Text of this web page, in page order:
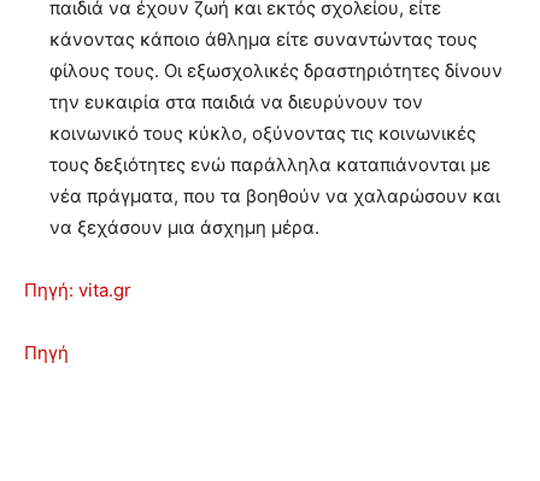
παιδιά να έχουν ζωή και εκτός σχολείου, είτε
κάνοντας κάποιο άθλημα είτε συναντώντας τους
φίλους τους. Οι εξωσχολικές δραστηριότητες δίνουν
την ευκαιρία στα παιδιά να διευρύνουν τον
κοινωνικό τους κύκλο, οξύνοντας τις κοινωνικές
τους δεξιότητες ενώ παράλληλα καταπιάνονται με
νέα πράγματα, που τα βοηθούν να χαλαρώσουν και
να ξεχάσουν μια άσχημη μέρα.
Πηγή: vita.gr
Πηγή